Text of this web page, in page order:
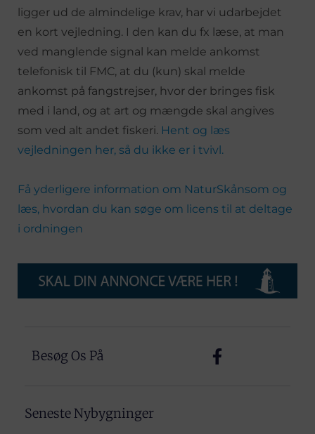
ligger ud de almindelige krav, har vi udarbejdet
en kort vejledning. I den kan du fx læse, at man
ved manglende signal kan melde ankomst
telefonisk til FMC, at du (kun) skal melde
ankomst på fangstrejser, hvor der bringes fisk
med i land, og at art og mængde skal angives
som ved alt andet fiskeri. Hent og læs
vejledningen her, så du ikke er i tvivl.
Få yderligere information om NaturSkånsom og
læs, hvordan du kan søge om licens til at deltage
i ordningen
Besøg Os På
Seneste Nybygninger